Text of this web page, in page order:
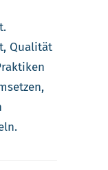
Qualität